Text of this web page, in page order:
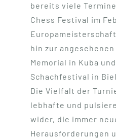
bereits viele
Chess Festival im
hin zur angesehenen
Memorial in Kuba
Schachfestival in
Die Vielfalt der
lebhafte und
wider, die immer
Herausforderungen